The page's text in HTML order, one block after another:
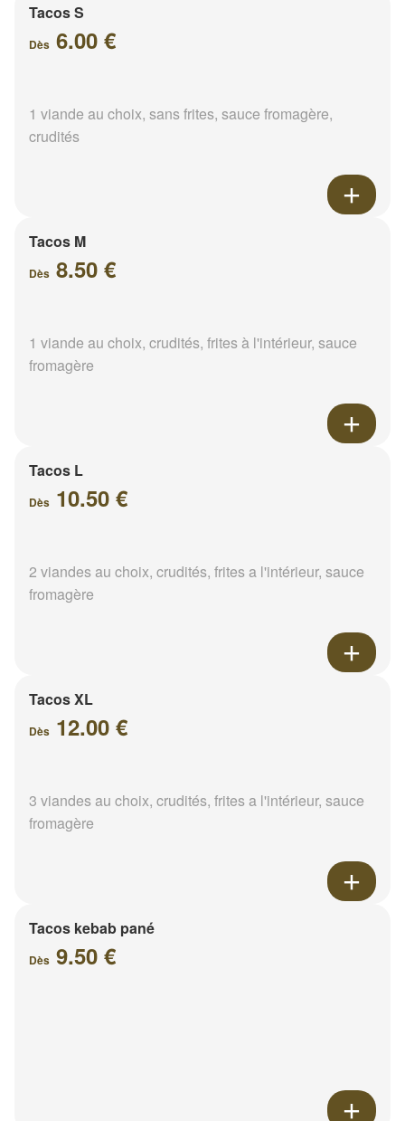
Tacos S
Dès 6.00 €
1 viande au choix, sans frites, sauce fromagère,
crudités
Tacos M
Dès 8.50 €
1 viande au choix, crudités, frites à l'intérieur, sauce
fromagère
Tacos L
Dès 10.50 €
2 viandes au choix, crudités, frites a l'intérieur, sauce
fromagère
Tacos XL
Dès 12.00 €
3 viandes au choix, crudités, frites a l'intérieur, sauce
fromagère
Tacos kebab pané
Dès 9.50 €